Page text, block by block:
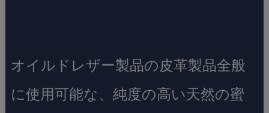
オイルドレザー製品の皮革製品全般
に使用可能な、純度の高い天然の蜜